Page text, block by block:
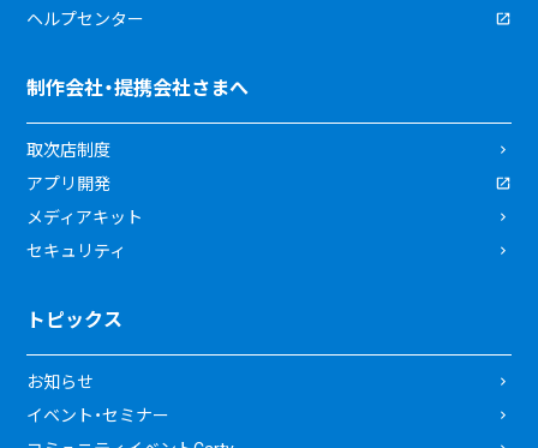
ヘルプセンター
制作会社・提携会社さまへ
取次店制度
アプリ開発
メディアキット
セキュリティ
トピックス
お知らせ
イベント・セミナー